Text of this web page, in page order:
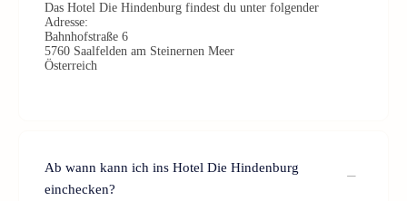
Das Hotel Die Hindenburg findest du unter folgender
Adresse:
Bahnhofstraße 6
5760 Saalfelden am Steinernen Meer
Österreich
Ab wann kann ich ins Hotel Die Hindenburg
einchecken?